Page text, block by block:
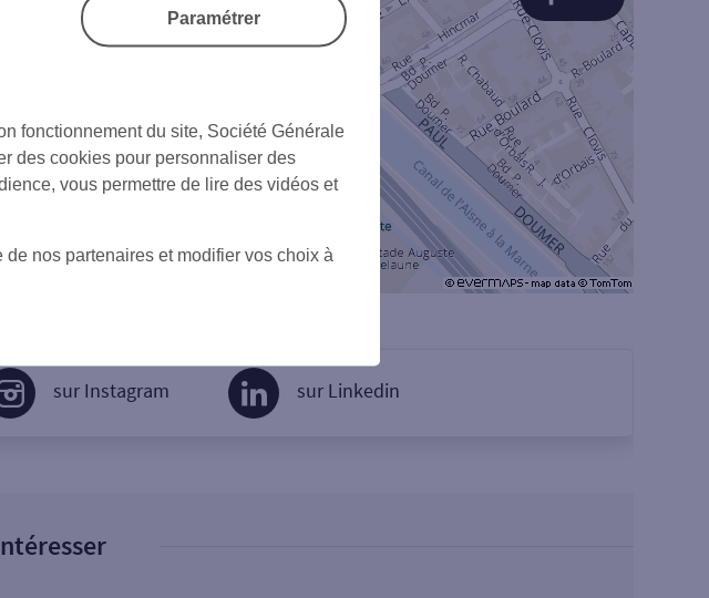
sur Instagram sur Linkedin
fonctionnement du site, Société Générale
des cookies pour personnaliser des
vous permettre de lire des vidéos et
nos partenaires et modifier vos choix à
Paramétrer